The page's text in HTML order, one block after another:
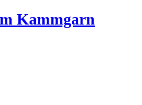
Kammgarn